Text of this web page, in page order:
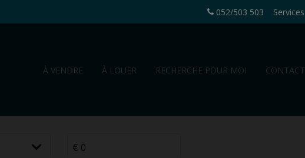
052/503 503 Services
À VENDRE À LOUER RECHERCHE POUR MOI CONTACT